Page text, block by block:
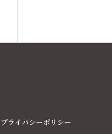
プライバシーポリシー